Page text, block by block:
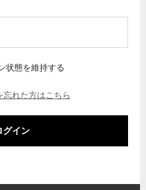
状態を維持する
忘れた方はこちら
グイン